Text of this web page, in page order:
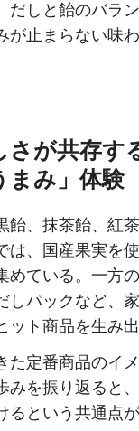
しと飴のバラン
が止まらない味
さが共存す
まみ」体験
飴、抹茶飴、紅
は、国産果実を
めている。一方
パックなど、
ト商品を生み出
た定番商品のイ
みを振り返ると
という共通点が